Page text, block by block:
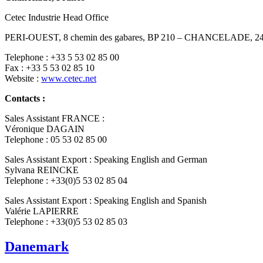
Cetec Industrie Head Office
PERI-OUEST, 8 chemin des gabares, BP 210 – CHANCELADE,
Telephone : +33 5 53 02 85 00
Fax : +33 5 53 02 85 10
Website : www.cetec.net
Contacts :
Sales Assistant FRANCE :
Véronique DAGAIN
Telephone : 05 53 02 85 00
Sales Assistant Export : Speaking English and German
Sylvana REINCKE
Telephone : +33(0)5 53 02 85 04
Sales Assistant Export : Speaking English and Spanish
Valérie LAPIERRE
Telephone : +33(0)5 53 02 85 03
Danemark